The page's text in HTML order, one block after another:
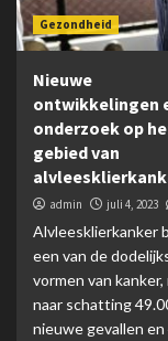
Gezondheid
Nieuwe
ontwikkelingen
onderzoek op
gebied van
admin juli 4, 2023
Alvleesklierkanker
een van de
vormen van kanker,
naar schatting
nieuwe gevallen